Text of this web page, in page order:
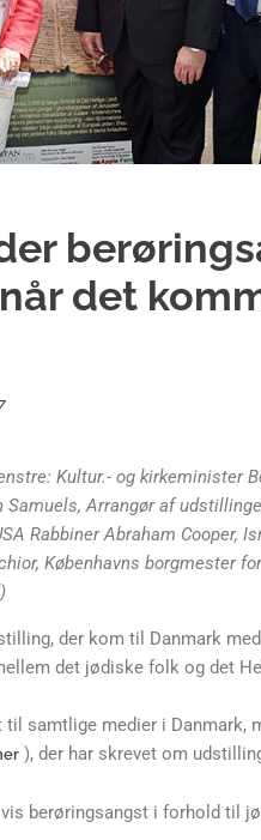
det
Kultur.- og kirkeminister
Samuels, Arrangør af
Rabbiner Abraham Cooper,
Københavns borgmester
der kom til Danmark med
det jødiske folk og det
til samtlige medier i Danmark,
), der har skrevet om
berøringsangst i forhold til